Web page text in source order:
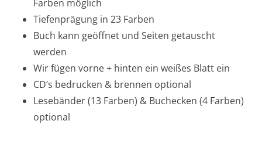
Farben möglich
Tiefenprägung in 23 Farben
Buch kann geöffnet und Seiten getauscht
werden
Wir fügen vorne + hinten ein weißes Blatt ein
CD’s bedrucken & brennen optional
Lesebänder (13 Farben) & Buchecken (4 Farben)
optional